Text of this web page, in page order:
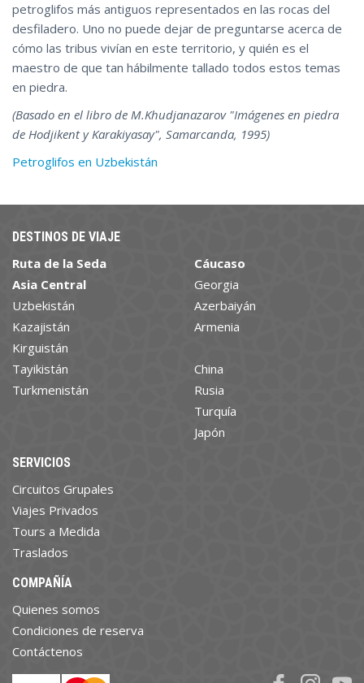
petroglifos más antiguos representados en las rocas del
desfiladero. Uno no puede dejar de preguntarse acerca de
cómo las tribus vivían en este territorio, y quién es el
maestro de que tan hábilmente tallado todos estos temas
en piedra.
(Basado en el libro de M.Khudjanazarov "Imágenes en piedra
de Hodjikent y Karakiyasay", Samarcanda, 1995)
Petroglifos en Uzbekistán
DESTINOS DE VIAJE
Ruta de la Seda
Asia Central
Uzbekistán
Kazajistán
Kirguistán
Tayikistán
Turkmenistán
Cáucaso
Georgia
Azerbaiyán
Armenia
China
Rusia
Turquía
Japón
SERVICIOS
Circuitos Grupales
Viajes Privados
Tours a Medida
Traslados
COMPAÑÍA
Quienes somos
Condiciones de reserva
Contáctenos